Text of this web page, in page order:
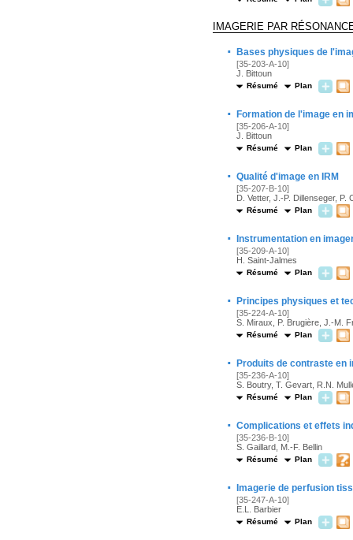
IMAGERIE PAR
· Bases physiques de
[35-203-A-10]
J. Bittoun
Résumé Plan
· Formation de l'image en
[35-206-A-10]
J. Bittoun
Résumé Plan
· Qualité d'image en IRM
[35-207-B-10]
D. Vetter, J.-P. Dillenseger, P.
Résumé Plan
· Instrumentation en
[35-209-A-10]
H. Saint-Jalmes
Résumé Plan
· Principes physiques et
[35-224-A-10]
S. Miraux, P. Brugière, J.-M.
Résumé Plan
· Produits de contraste en
[35-236-A-10]
S. Boutry, T. Gevart, R.N.
Résumé Plan
· Complications et effets
[35-236-B-10]
S. Gaillard, M.-F. Bellin
Résumé Plan
· Imagerie de perfusion
[35-247-A-10]
E.L. Barbier
Résumé Plan